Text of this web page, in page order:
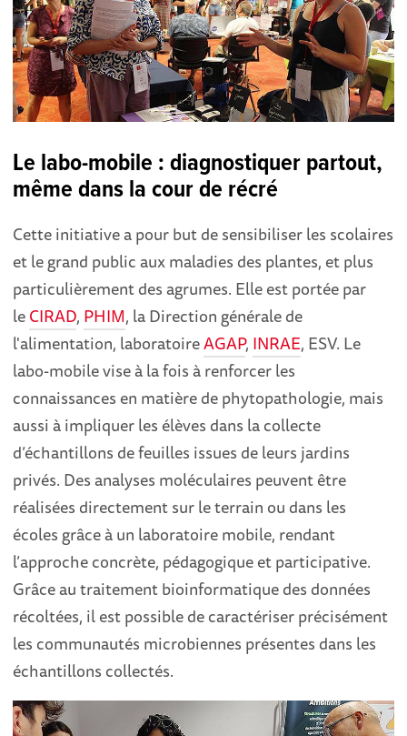
Le labo-mobile : diagnostiquer partout,
même dans la cour de récré
Cette initiative a pour but de sensibiliser les scolaires
et le grand public aux maladies des plantes, et plus
particulièrement des agrumes. Elle est portée par
leCIRAD, PHIM, la Direction générale de
l'alimentation, laboratoireAGAP, INRAE, ESV. Le
labo-mobile vise à la fois à renforcer les
connaissances en matière de phytopathologie, mais
aussi à impliquer les élèves dans la collecte
d’échantillons de feuilles issues de leurs jardins
privés. Des analyses moléculaires peuvent être
réalisées directement sur le terrain ou dans les
écoles grâce à un laboratoire mobile, rendant
l’approche concrète, pédagogique et participative.
Grâce au traitement bioinformatique des données
récoltées, il est possible de caractériser précisément
les communautés microbiennes présentes dans les
échantillons collectés.